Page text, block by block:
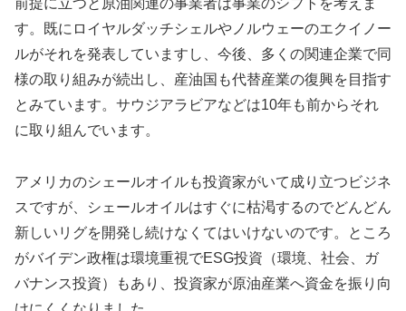
す。既にロイヤルダッチシェルやノルウェーのエクイノー
ルがそれを発表していますし、今後、多くの関連企業で同
様の取り組みが続出し、産油国も代替産業の復興を目指す
とみています。サウジアラビアなどは10年も前からそれ
に取り組んでいます。
アメリカのシェールオイルも投資家がいて成り立つビジネ
スですが、シェールオイルはすぐに枯渇するのでどんどん
新しいリグを開発し続けなくてはいけないのです。ところ
がバイデン政権は環境重視でESG投資（環境、社会、ガ
バナンス投資）もあり、投資家が原油産業へ資金を振り向